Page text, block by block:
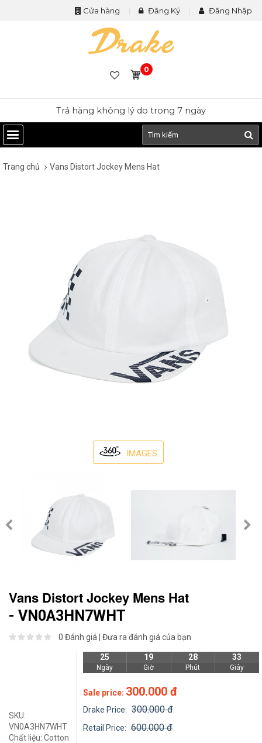
Cửa hàng Đăng Ký Đăng Nhập
0
Trả hàng không lý do trong 7 ngày
Trang chủ Vans Distort Jockey Mens Hat
IMAGES
Vans Distort Jockey Mens Hat
- VN0A3HN7WHT
0 Đánh giá Đưa ra đánh giá của bạn
SKU:
VN0A3HN7WHT
Chất liệu: Cotton
25
Ngày
19
Giờ
28
Phút
32
Giây
Sale price: 300.000 đ
Drake Price: 300.000 đ
Retail Price: 600.000 đ